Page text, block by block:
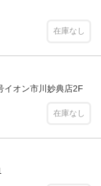
在庫なし
オン市川妙典店2F
在庫なし